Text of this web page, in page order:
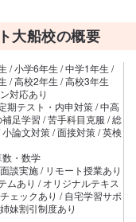
大船校の概要
/ 小学6年生 / 中学1年生 /
/ 高校2年生 / 高校3年生
対応あり
期テスト・内申対策 / 中高
足学習 / 苦手科目克服 / 総
論文対策 / 面接対策 / 英検
数・数学
談実施 / リモート授業あり
ムあり / オリジナルテキス
ェックあり / 自宅学習サポ
妹割引制度あり